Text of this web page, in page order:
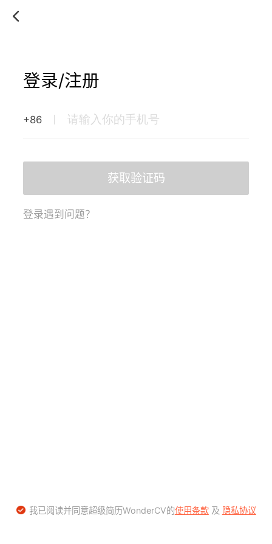
登录/注册
+86
获取验证码
登录遇到问题？
我已阅读并同意超级简历WonderCV的使用条款及 隐私协议